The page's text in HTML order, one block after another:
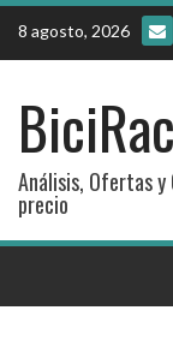
Skip
content
8 agosto, 2026
Análisis, Ofertas
precio